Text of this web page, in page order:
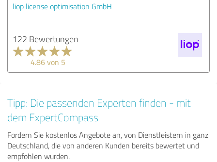
liop license optimisation GmbH
122 Bewertungen
4.86 von 5
Tipp: Die passenden Experten finden - mit
dem ExpertCompass
Fordern Sie kostenlos Angebote an, von Dienstleistern in ganz
Deutschland, die von anderen Kunden bereits bewertet und
empfohlen wurden.